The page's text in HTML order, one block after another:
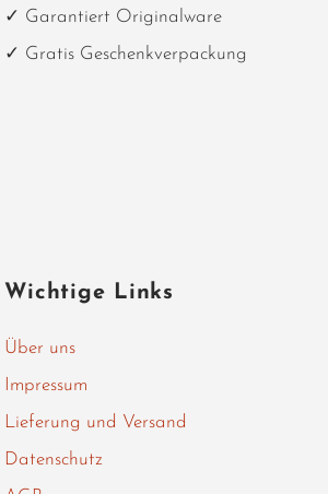
✓ Garantiert Originalware
✓ Gratis Geschenkverpackung
Wichtige Links
Über uns
Impressum
Lieferung und Versand
Datenschutz